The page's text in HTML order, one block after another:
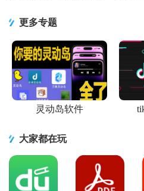
4.12.3最新
更多专题
灵动岛软件
大家都在玩